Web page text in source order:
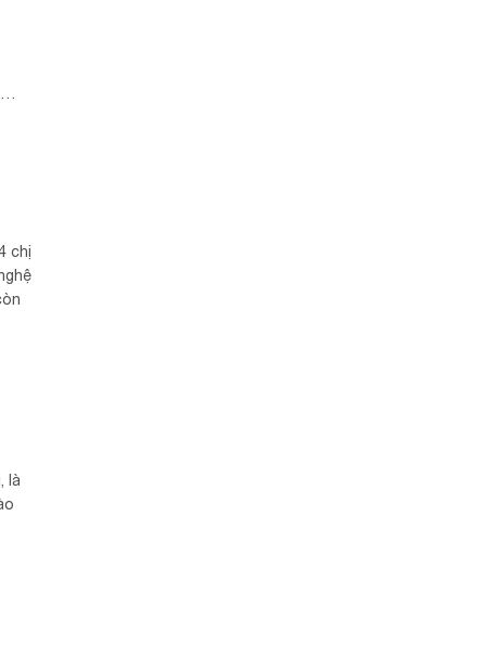
chị
là